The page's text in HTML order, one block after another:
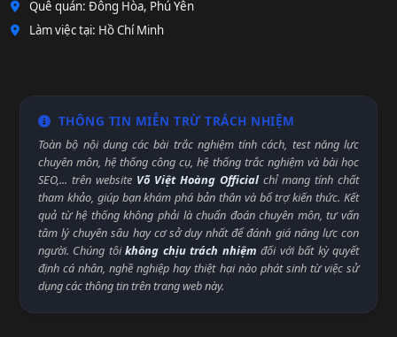
Quê quán: Đông Hòa, Phú Yên
Làm việc tại: Hồ Chí Minh
THÔNG TIN MIỄN TRỪ TRÁCH NHIỆM
Toàn bộ nội dung các bài trắc nghiệm tính cách, test năng lực
chuyên môn, hệ thống công cụ, hệ thống trắc nghiệm và bài học
SEO,... trên website Võ Việt Hoàng Official chỉ mang tính chất
tham khảo, giúp bạn khám phá bản thân và bổ trợ kiến thức. Kết
quả từ hệ thống không phải là chuẩn đoán chuyên môn, tư vấn
tâm lý chuyên sâu hay cơ sở duy nhất để đánh giá năng lực con
người. Chúng tôikhông chịu trách nhiệm đối với bất kỳ quyết
định cá nhân, nghề nghiệp hay thiệt hại nào phát sinh từ việc sử
dụng các thông tin trên trang web này.